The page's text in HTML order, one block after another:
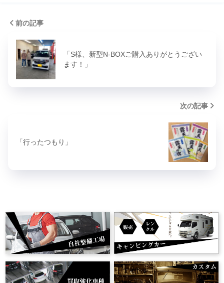
前の記事
「S様、新型N-BOXご購入ありがとうござい
ます！」
次の記事
「行ったつもり」